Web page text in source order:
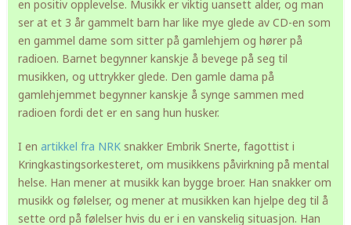
en positiv opplevelse. Musikk er viktig uansett alder, og man
ser at et 3 år gammelt barn har like mye glede av CD-en som
en gammel dame som sitter på gamlehjem og hører på
radioen. Barnet begynner kanskje å bevege på seg til
musikken, og uttrykker glede. Den gamle dama på
gamlehjemmet begynner kanskje å synge sammen med
radioen fordi det er en sang hun husker.
I en artikkel fra NRKsnakker Embrik Snerte, fagottist i
Kringkastingsorkesteret, om musikkens påvirkning på mental
helse. Han mener at musikk kan bygge broer. Han snakker om
musikk og følelser, og mener at musikken kan hjelpe deg til å
sette ord på følelser hvis du er i en vanskelig situasjon. Han